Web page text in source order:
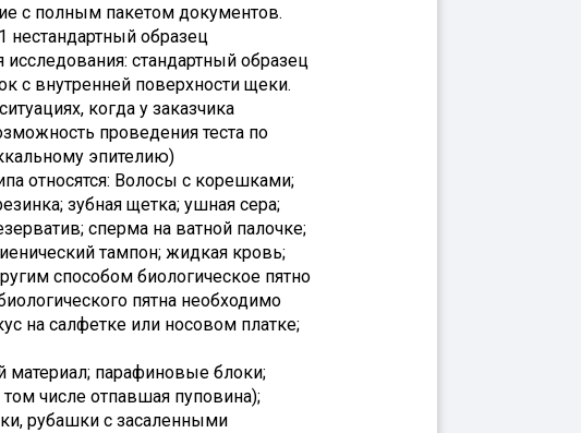
с полным пакетом документов.
нестандартный образец
стандартный образец
с внутренней поверхности щеки.
когда у заказчика
проведения теста по
эпителию)
относятся: Волосы с корешками;
зубная щетка; ушная сера;
сперма на ватной палочке;
тампон; жидкая кровь;
способом биологическое пятно
пятна необходимо
на салфетке или носовом платке;
материал; парафиновые блоки;
числе отпавшая пуповина);
рубашки с засаленными